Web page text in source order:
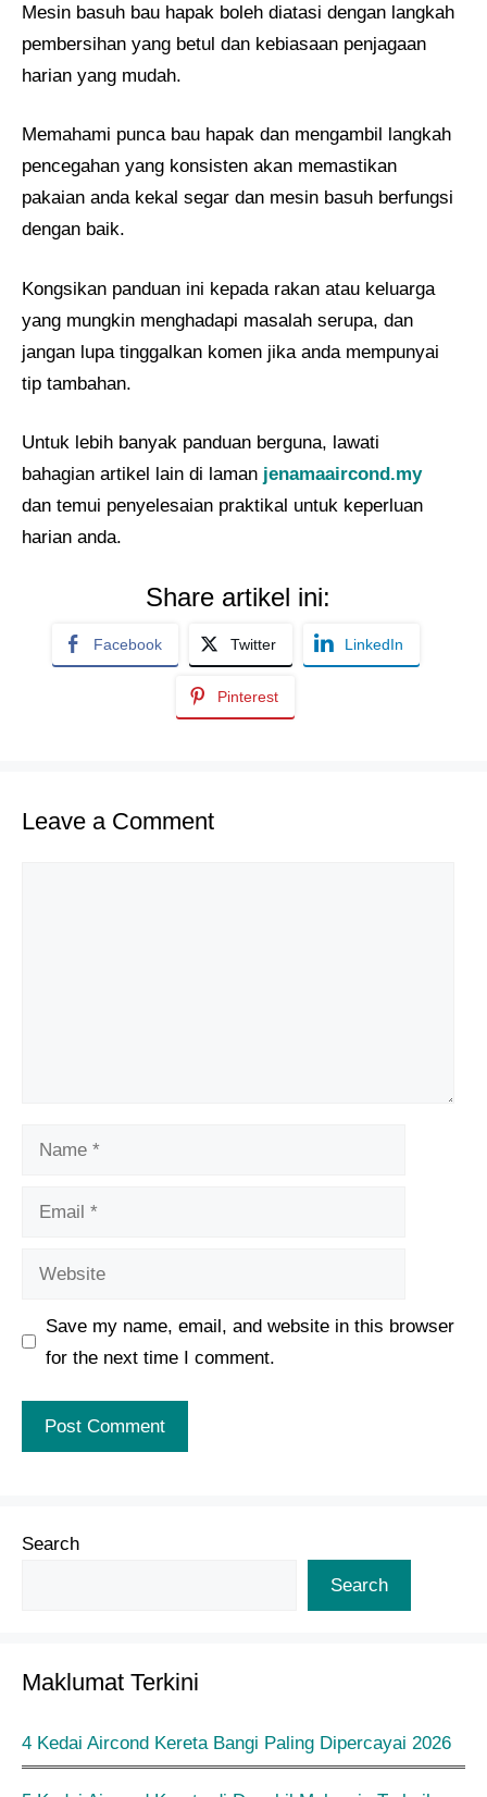
Mesin basuh bau hapak boleh diatasi dengan langkah
pembersihan yang betul dan kebiasaan penjagaan
harian yang mudah.
Memahami punca bau hapak dan mengambil langkah
pencegahan yang konsisten akan memastikan
pakaian anda kekal segar dan mesin basuh berfungsi
dengan baik.
Kongsikan panduan ini kepada rakan atau keluarga
yang mungkin menghadapi masalah serupa, dan
jangan lupa tinggalkan komen jika anda mempunyai
tip tambahan.
Untuk lebih banyak panduan berguna, lawati
bahagian artikel lain di laman jenamaaircond.my
dan temui penyelesaian praktikal untuk keperluan
harian anda.
Share artikel ini:
Facebook Twitter LinkedIn
Pinterest
Leave a Comment
Name
Email
Website
Save my name, email, and website in this browser
for the next time I comment.
Search
Search
Maklumat Terkini
4 Kedai Aircond Kereta Bangi Paling Dipercayai 2026